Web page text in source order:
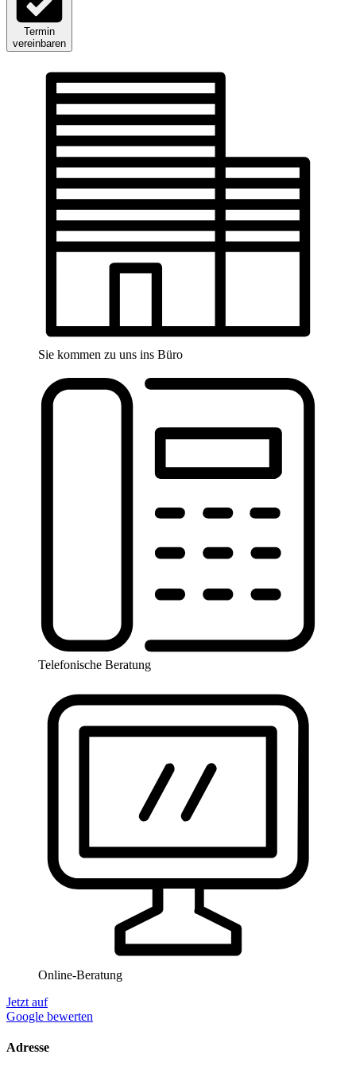
Termin
vereinbaren
Sie kommen zu uns ins Büro
Telefonische Beratung
Online-Beratung
Jetzt auf
Google bewerten
Adresse